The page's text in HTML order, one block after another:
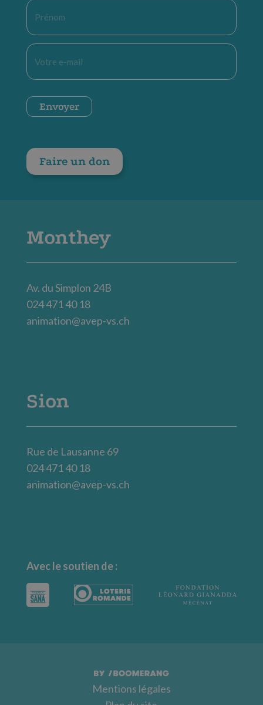
Prénom
E-
mail
CAPTCHA
Envoyer
Faire un don
Monthey
Av. du Simplon 24B
024 471 40 18
animation@avep-vs.ch
Sion
Rue de Lausanne 69
024 471 40 18
animation@avep-vs.ch
Avec le soutien de :
Mentions légales